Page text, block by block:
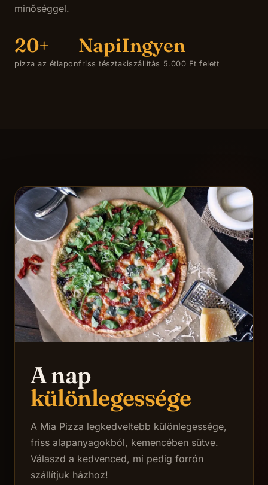
minőséggel.
20+
pizza az étlapon
Napi
friss tészta
Ingyen
kiszállítás 5.000 Ft felett
PIZZA DEI GIORNO
A nap
különlegessége
A Mia Pizza legkedveltebb különlegessége,
friss alapanyagokból, kemencében sütve.
Válaszd a kedvenced, mi pedig forrón
szállítjuk házhoz!